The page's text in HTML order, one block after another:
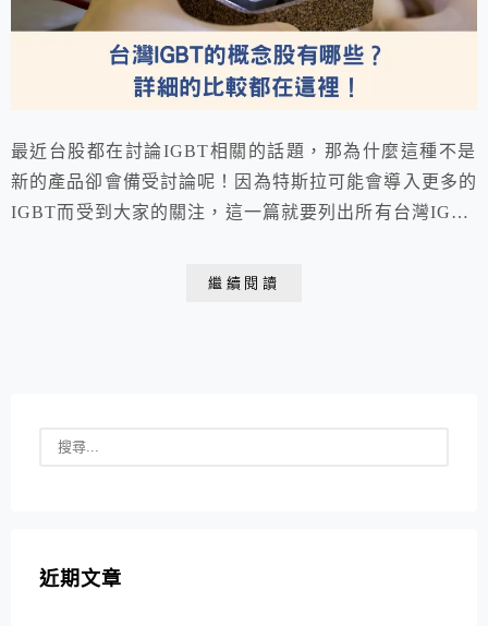
最近台股都在討論IGBT相關的話題，那為什麼這種不是
新的產品卻會備受討論呢！因為特斯拉可能會導入更多的
IGBT而受到大家的關注，這一篇就要列出所有台灣IGBT
知道台股有不少的優質IGBT相關公司股票。
繼續閱讀
近期文章